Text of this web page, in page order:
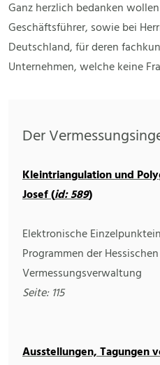
Ganz herzlich bedanken
Geschäftsführer, sowie bei
Deutschland, für deren
Unternehmen, welche keine
Der
Kleintriangulation und
Josef (id: 589)
Elektronische
Programmen der
Vermessungsverwaltung
Seite: 115
Ausstellungen, Tagungen